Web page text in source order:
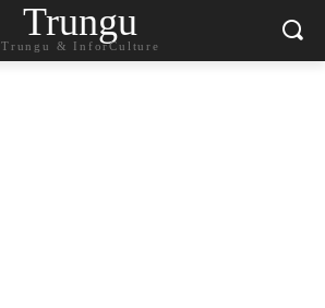
Trungu
Trungu & InforCulture